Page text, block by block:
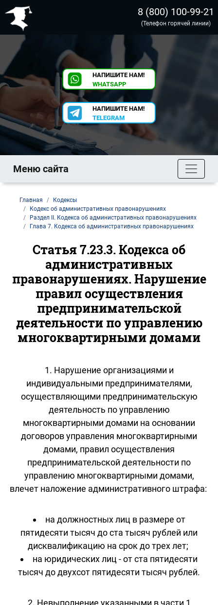
8 (800) 100-99-21
(Телефон горячей линии)
НАПИШИТЕ НАМ!
WHATSAPP
НАПИШИТЕ НАМ!
TELEGRAM
Меню сайта
Главная
Кодексы
Кодекс об административных правонарушениях
Раздел II. Кодекса об административных правонарушениях
Глава 7. Кодекса об административных правонарушениях
Статья 7.23.3. Кодекса об
административных
правонарушениях. Нарушение
правил осуществления
предпринимательской
деятельности по управлению
многоквартирными домами
1. Нарушение организациями и
индивидуальными предпринимателями,
осуществляющими предпринимательскую
деятельность по управлению
многоквартирными домами на основании
договоров управления многоквартирными
домами, правил осуществления
предпринимательской деятельности по
управлению многоквартирными домами,
влечет наложение административного штрафа:
на должностных лиц в размере от
пятидесяти тысяч до ста тысяч рублей или
дисквалификацию на срок до трех лет;
на юридических лиц - от ста пятидесяти
тысяч до двухсот пятидесяти тысяч рублей.
2. Невыполнение указанными в части 1